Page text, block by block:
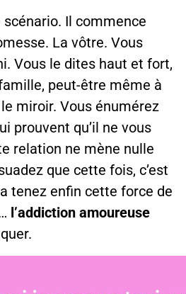
Il commence
La vôtre. Vous
Vous le dites haut et fort,
peut-être même à
miroir. Vous énumérez
prouvent qu’il ne vous
relation ne mène nulle
que cette fois, c’est
tenez enfin cette force de
l’addiction amoureuse